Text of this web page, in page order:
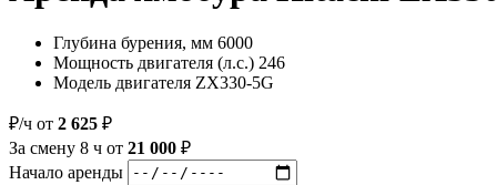
Глубина бурения, мм 6000
Мощность двигателя (л.с.) 246
Модель двигателя ZX330-5G
₽/ч от 2 625 ₽
За смену 8 ч от 21 000 ₽
Начало аренды